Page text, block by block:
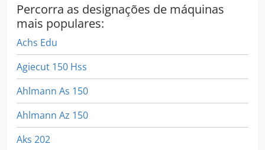
Percorra as designações de máquinas
mais populares:
Achs Edu
Agiecut 150 Hss
Ahlmann As 150
Ahlmann Az 150
Aks 202